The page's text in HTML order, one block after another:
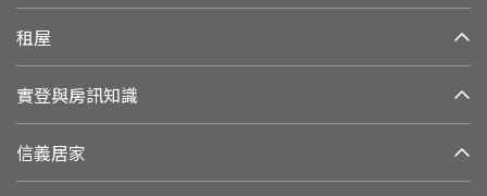
租屋
實登與房訊知識
信義居家